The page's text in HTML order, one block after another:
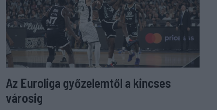
Az Euroliga győzelemtől a kincses
városig